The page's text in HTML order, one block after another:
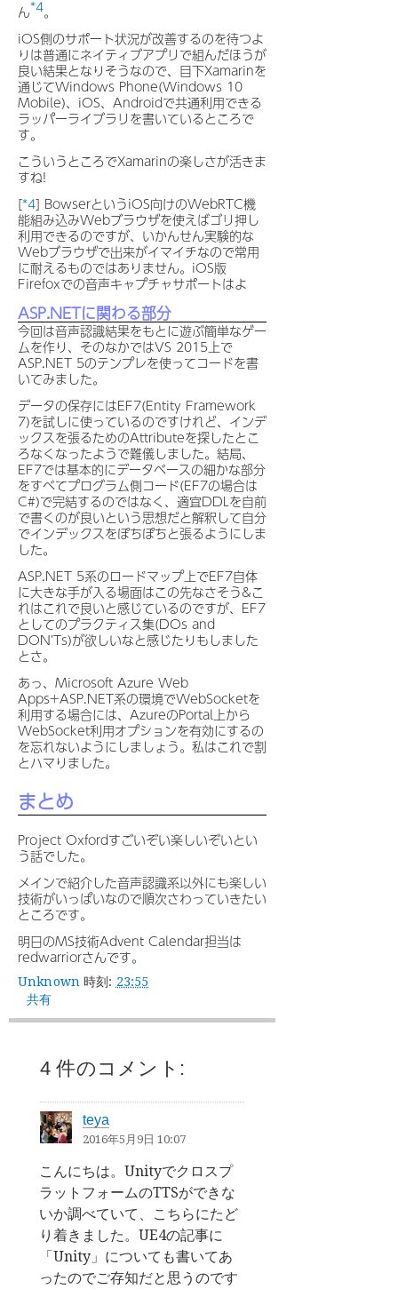
ん*4。
iOS側のサポート状況が改善するのを待つよ
りは普通にネイティブアプリで組んだほうが
良い結果となりそうなので、目下Xamarinを
通じてWindows Phone(Windows 10
Mobile)、iOS、Androidで共通利用できる
ラッパーライブラリを書いているところで
す。
こういうところでXamarinの楽しさが活きま
すね!
[*4] BowserというiOS向けのWebRTC機
能組み込みWebブラウザを使えばゴリ押し
利用できるのですが、いかんせん実験的な
Webブラウザで出来がイマイチなので常用
に耐えるものではありません。iOS版
Firefoxでの音声キャプチャサポートはよ
ASP.NETに関わる部分
今回は音声認識結果をもとに遊ぶ簡単なゲー
ムを作り、そのなかではVS 2015上で
ASP.NET 5のテンプレを使ってコードを書
いてみました。
データの保存にはEF7(Entity Framework
7)を試しに使っているのですけれど、インデ
ックスを張るためのAttributeを探したとこ
ろなくなったようで難儀しました。結局、
EF7では基本的にデータベースの細かな部分
をすべてプログラム側コード(EF7の場合は
C#)で完結するのではなく、適宜DDLを自前
で書くのが良いという思想だと解釈して自分
でインデックスをぽちぽちと張るようにしま
した。
ASP.NET 5系のロードマップ上でEF7自体
に大きな手が入る場面はこの先なさそう&こ
れはこれで良いと感じているのですが、EF7
としてのプラクティス集(DOs and
DON'Ts)が欲しいなと感じたりもしました
とさ。
あっ、Microsoft Azure Web
Apps+ASP.NET系の環境でWebSocketを
利用する場合には、AzureのPortal上から
WebSocket利用オプションを有効にするの
を忘れないようにしましょう。私はこれで割
とハマりました。
まとめ
Project Oxfordすごいぞい楽しいぞいとい
う話でした。
メインで紹介した音声認識系以外にも楽しい
技術がいっぱいなので順次さわっていきたい
ところです。
明日のMS技術Advent Calendar担当は
redwarriorさんです。
Unknown 時刻: 23:55
共有
4 件のコメント:
teya
2016年5月9日 10:07
こんにちは。Unityでクロスプ
ラットフォームのTTSができな
いか調べていて、こちらにたど
り着きました。UE4の記事に
「Unity」についても書いてあ
ったのでご存知だと思うのです